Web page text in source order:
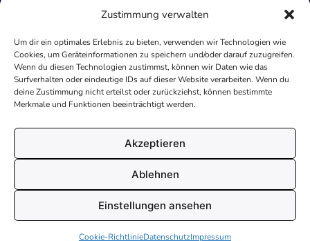
Zustimmung verwalten
Um dir ein optimales Erlebnis zu bieten, verwenden wir Technologien wie
Cookies, um Geräteinformationen zu speichern und/oder darauf zuzugreifen.
Wenn du diesen Technologien zustimmst, können wir Daten wie das
Surfverhalten oder eindeutige IDs auf dieser Website verarbeiten. Wenn du
deine Zustimmung nicht erteilst oder zurückziehst, können bestimmte
Merkmale und Funktionen beeinträchtigt werden.
Akzeptieren
Ablehnen
Einstellungen ansehen
Cookie-RichtlinieDatenschutzImpressum
Information
Über uns
Kontakt
Inhaltsrichtlinien
Recht & Datenschutz
Impressum
AGB
Cookies
© 2026 Malvorlagen24.de - Alle Rechte vorbehalten. Made with
♥
in Deutschland.